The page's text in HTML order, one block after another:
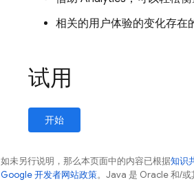
相关的用户体验的变化存在
试用
开始
如未另行说明，那么本页面中的内容已根据知识
Google 开发者网站政策。Java 是 Oracle 和/或